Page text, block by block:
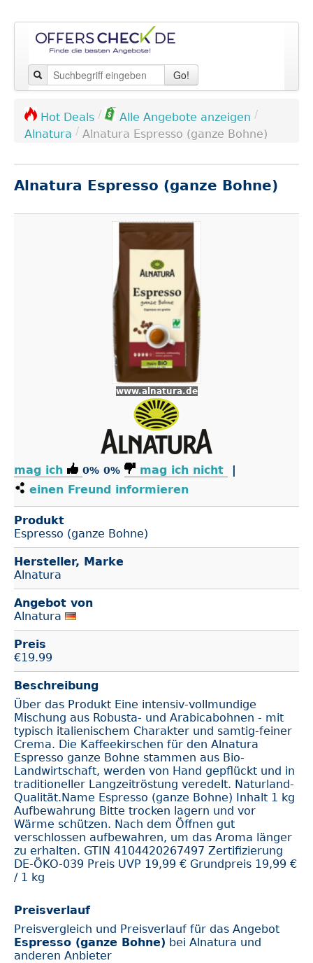
Go!
Hot Deals / Alle Angebote anzeigen /
Alnatura / Alnatura Espresso (ganze Bohne)
Alnatura Espresso (ganze Bohne)
www.alnatura.de
mag ich 0% 0% mag ich nicht
|
einen Freund informieren
Produkt
Espresso (ganze Bohne)
Hersteller, Marke
Alnatura
Angebot von
Alnatura
Preis
€19.99
Beschreibung
Über das Produkt Eine intensiv-vollmundige
Mischung aus Robusta- und Arabicabohnen - mit
typisch italienischem Charakter und samtig-feiner
Crema. Die Kaffeekirschen für den Alnatura
Espresso ganze Bohne stammen aus Bio-
Landwirtschaft, werden von Hand gepflückt und in
traditioneller Langzeitröstung veredelt. Naturland-
Qualität.Name Espresso (ganze Bohne) Inhalt 1 kg
Aufbewahrung Bitte trocken lagern und vor
Wärme schützen. Nach dem Öffnen gut
verschlossen aufbewahren, um das Aroma länger
zu erhalten. GTIN 4104420267497 Zertifizierung
DE-ÖKO-039 Preis UVP 19,99 € Grundpreis 19,99 €
/ 1 kg
Preisverlauf
Preisvergleich und Preisverlauf für das Angebot
Espresso (ganze Bohne) bei Alnatura und
anderen Anbieter